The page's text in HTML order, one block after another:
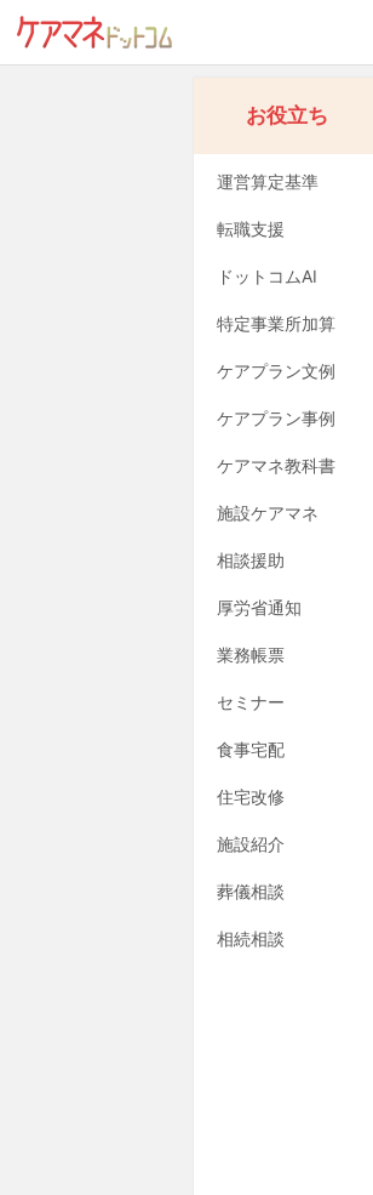
お役立ち
運営算定基準
転職支援
ドットコムAI
特定事業所加算
ケアプラン文例
ケアプラン事例
ケアマネ教科書
施設ケアマネ
相談援助
厚労省通知
業務帳票
セミナー
食事宅配
住宅改修
施設紹介
葬儀相談
相続相談